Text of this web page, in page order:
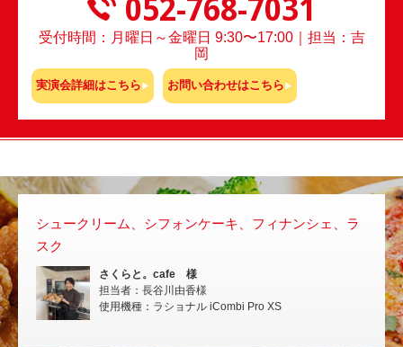
受付時間：月曜日～金曜日 9:30〜17:00｜担当：吉
岡
実演会詳細はこちら お問い合わせはこちら
シュークリーム、シフォンケーキ、フィナンシェ、ラ
スク
さくらと。cafe 様
担当者：長谷川由香様
使用機種：ラショナル iCombi Pro XS
ス
い